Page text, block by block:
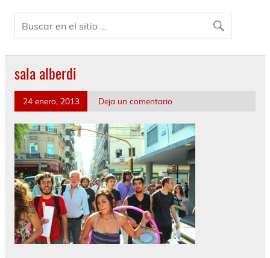
sala alberdi
24 enero, 2013 Deja un comentario